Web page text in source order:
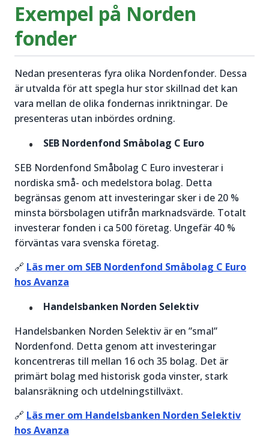
Exempel på Norden
fonder
Nedan presenteras fyra olika Nordenfonder. Dessa
är utvalda för att spegla hur stor skillnad det kan
vara mellan de olika fondernas inriktningar. De
presenteras utan inbördes ordning.
SEB Nordenfond Småbolag C Euro
SEB Nordenfond Småbolag C Euro investerar i
nordiska små- och medelstora bolag. Detta
begränsas genom att investeringar sker i de 20 %
minsta börsbolagen utifrån marknadsvärde. Totalt
investerar fonden i ca 500 företag. Ungefär 40 %
förväntas vara svenska företag.
🔗 Läs mer om SEB Nordenfond Småbolag C Euro
hos Avanza
Handelsbanken Norden Selektiv
Handelsbanken Norden Selektiv är en ”smal”
Nordenfond. Detta genom att investeringar
koncentreras till mellan 16 och 35 bolag. Det är
primärt bolag med historisk goda vinster, stark
balansräkning och utdelningstillväxt.
🔗 Läs mer om Handelsbanken Norden Selektiv
hos Avanza